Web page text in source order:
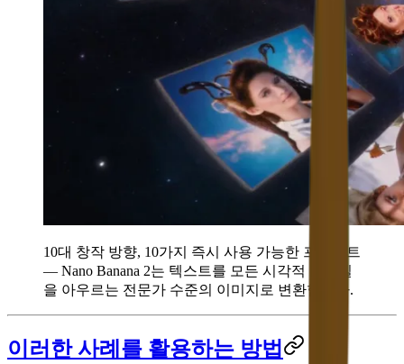
10대 창작 방향, 10가지 즉시 사용 가능한 프롬프트
— Nano Banana 2는 텍스트를 모든 시각적 스타일
을 아우르는 전문가 수준의 이미지로 변환합니다.
이러한 사례를 활용하는 방법